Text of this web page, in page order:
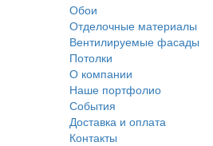
Обои
Отделочные материалы
Вентилируемые фасады
Потолки
О компании
Наше портфолио
События
Доставка и оплата
Контакты